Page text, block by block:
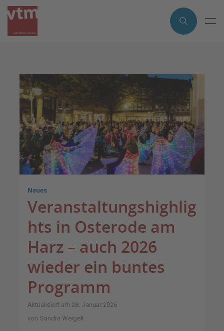
Neues
Veranstaltungshighlig
hts in Osterode am
Harz – auch 2026
wieder ein buntes
Programm
Aktualisiert am 28. Januar 2026
von Sandra Weigelt